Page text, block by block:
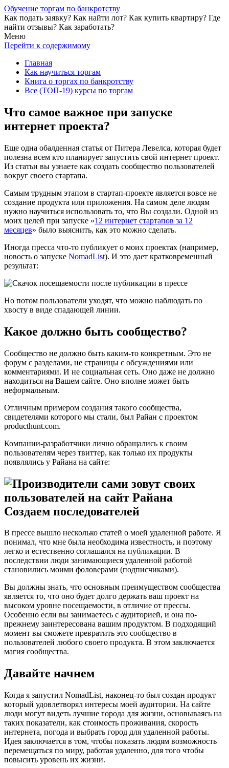
Обучение торгам по банкротству
Как подать заявку? Как найти лот? Как купить квартиру? Где
найти отзывы? Как заработать?
Меню
Перейти к содержимому
Главная
Как научиться торгам
Книга о торгах по банкротству
Все (ТОП-19) курсы по торгам
Что самое важное при запуске
интернет проекта?
Еще одна обалденная статья от Питера Левелса, которая будет
полезна всем кто планирует запустить свой интернет проект.
Из статьи вы узнаете как создать сообщество пользователей
вокруг своего стартапа.
Самым трудным этапом в стартап-проекте является вовсе не
создание продукта или приложения. На самом деле людям
нужно научиться использовать то, что Вы создали. Одной из
моих целей при запуске «12 интернет стартапов за 12
месяцев» было выяснить, как это можно сделать.
Иногда пресса что-то публикует о моих проектах (например,
новость о запуске NomadList). И это дает кратковременный
результат:
Но потом пользователи уходят, что можно наблюдать по
хвосту в виде спадающей линии.
Какое должно быть сообщество?
Сообщество не должно быть каким-то конкретным. Это не
форум с разделами, не страницы с обсуждениями или
комментариями. И не социальная сеть. Оно даже не должно
находиться на Вашем сайте. Оно вполне может быть
неформальным.
Отличным примером создания такого сообщества,
свидетелями которого мы стали, был Райан с проектом
producthunt.com.
Компании-разработчики лично обращались к своим
пользователям через твиттер, как только их продукты
появлялись у Райана на сайте:
Создаем последователей
В прессе вышло несколько статей о моей удаленной работе. Я
понимал, что мне была необходима известность, и поэтому
легко и естественно соглашался на публикации. В
последствии люди занимающиеся удаленной работой
становились моими фоловерами (подписчиками).
Вы должны знать, что основным преимуществом сообщества
является то, что оно будет долго держать ваш проект на
высоком уровне посещаемости, в отличие от прессы.
Особенно если вы занимаетесь с аудиторией, и она по-
прежнему заинтересована вашим продуктом. В подходящий
момент вы сможете превратить это сообщество в
пользователей любого своего продукта. В этом заключается
магия сообщества.
Давайте начнем
Когда я запустил NomadList, наконец-то был создан продукт
который удовлетворял интересы моей аудитории. На сайте
люди могут видеть лучшие города для жизни, основываясь на
таких показатели, как стоимость проживания, скорость
интернета, погода и выбрать город для удаленной работы.
Идея заключается в том, чтобы показать людям возможность
перемещаться по миру, работая удаленно, для того чтобы
повысить уровень их жизни.